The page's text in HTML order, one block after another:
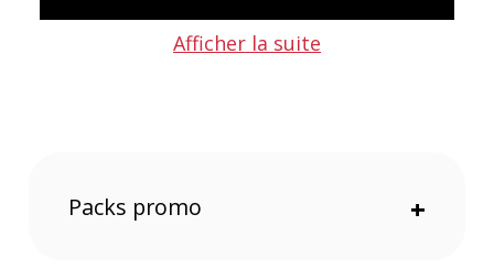
permettent de régler le filtre passe-haut, l’atténuation du
Afficher la suite
Packs promo +